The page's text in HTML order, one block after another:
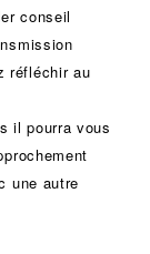
conseil
réfléchir au
il pourra vous
une autre